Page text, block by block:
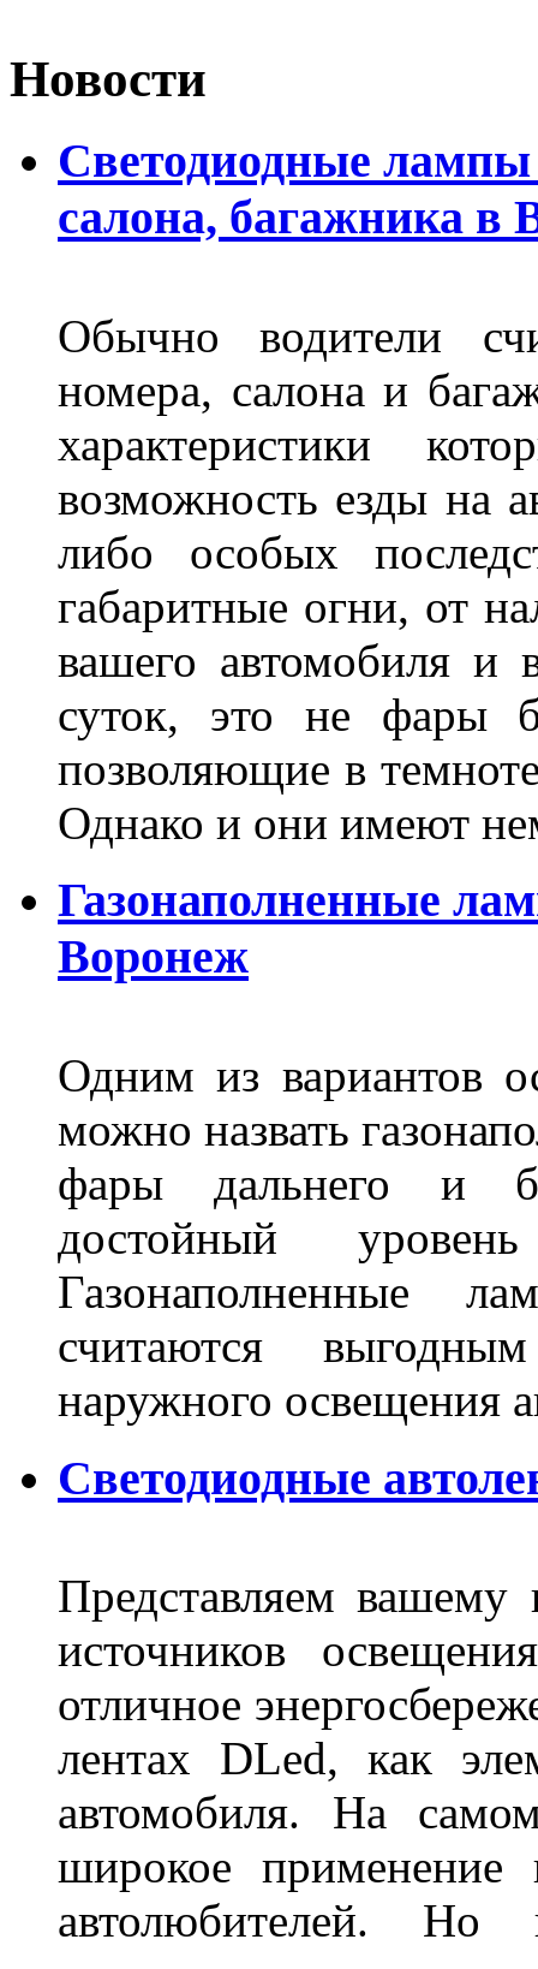
Новости
Светодиодные лампы
салона, багажника в
Обычно водители
номера, салона и
характеристики
возможность езды на
либо особых
габаритные огни, от
вашего автомобиля и
суток, это не фары
позволяющие в
Однако и они имеют
Газонаполненные
Воронеж
Одним из вариантов
можно назвать
фары дальнего и
достойный
Газонаполненные
считаются
наружного освещения
Светодиодные
Представляем
источников
отличное
лентах DLed, как
автомобиля. На
широкое
автолюбителей. Но